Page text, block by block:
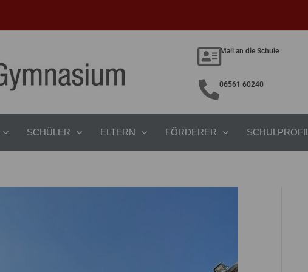
Mail an die Schule
06561 60240
SCHÜLER ELTERN FÖRDERER SCHULPROFIL